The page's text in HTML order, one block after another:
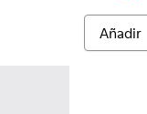
Añadir